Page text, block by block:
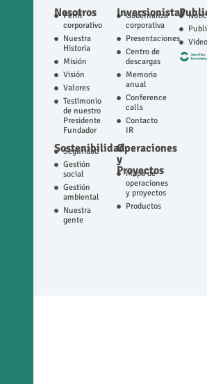
Nosotros
Perfil
corporativo
Nuestra
Historia
Misión
Visión
Valores
Testimonio
de nuestro
Presidente
Fundador
Sostenibilidad
Seguridad
Gestión
social
Gestión
ambiental
Nuestra
gente
Inversionistas
Gobernanza
corporativa
Presentaciones
Centro de
descargas
Memoria
anual
Conference
calls
Contacto
IR
Operaciones
y
Proyectos
Mapa de
operaciones
y proyectos
Productos